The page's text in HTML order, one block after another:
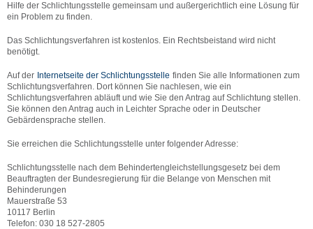
Hilfe der Schlichtungsstelle gemeinsam und außergerichtlich eine Lösung für
ein Problem zu finden.
Das Schlichtungsverfahren ist kostenlos. Ein Rechtsbeistand wird nicht
benötigt.
Auf der Internetseite der Schlichtungsstelle finden Sie alle Informationen zum
Schlichtungsverfahren. Dort können Sie nachlesen, wie ein
Schlichtungsverfahren abläuft und wie Sie den Antrag auf Schlichtung stellen.
Sie können den Antrag auch in Leichter Sprache oder in Deutscher
Gebärdensprache stellen.
Sie erreichen die Schlichtungsstelle unter folgender Adresse:
Schlichtungsstelle nach dem Behindertengleichstellungsgesetz bei dem
Beauftragten der Bundesregierung für die Belange von Menschen mit
Behinderungen
Mauerstraße 53
10117 Berlin
Telefon: 030 18 527-2805